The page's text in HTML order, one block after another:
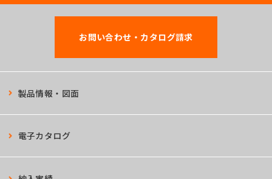
製品情報・図面
電子カタログ
お問い合わせ・カタログ請求